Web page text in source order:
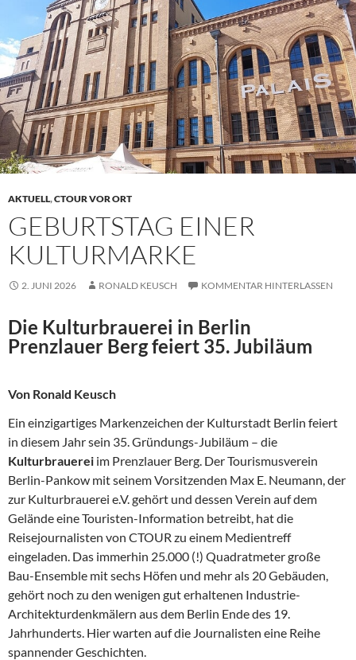
AKTUELL,CTOUR VOR ORT
GEBURTSTAG EINER
KULTURMARKE
2. JUNI 2026 RONALD KEUSCH KOMMENTAR HINTERLASSEN
Die Kulturbrauerei in Berlin
Prenzlauer Berg feiert 35. Jubiläum
Von Ronald Keusch
Ein einzigartiges Markenzeichen der Kulturstadt Berlin feiert
in diesem Jahr sein 35. Gründungs-Jubiläum – die
Kulturbrauerei im Prenzlauer Berg. Der Tourismusverein
Berlin-Pankow mit seinem Vorsitzenden Max E. Neumann, der
zur Kulturbrauerei e.V. gehört und dessen Verein auf dem
Gelände eine Touristen-Information betreibt, hat die
Reisejournalisten von CTOUR zu einem Medientreff
eingeladen. Das immerhin 25.000 (!) Quadratmeter große
Bau-Ensemble mit sechs Höfen und mehr als 20 Gebäuden,
gehört noch zu den wenigen gut erhaltenen Industrie-
Architekturdenkmälern aus dem Berlin Ende des 19.
Jahrhunderts. Hier warten auf die Journalisten eine Reihe
spannender Geschichten.